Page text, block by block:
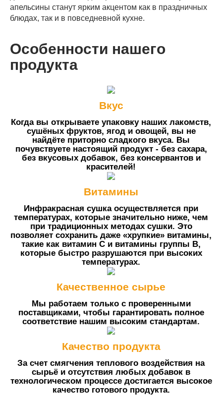
апельсины станут ярким акцентом как в праздничных
блюдах, так и в повседневной кухне.
Особенности нашего
продукта
Вкус
Когда вы открываете упаковку наших лакомств,
сушёных фруктов, ягод и овощей, вы не
найдёте приторно сладкого вкуса. Вы
почувствуете настоящий продукт - без сахара,
без вкусовых добавок, без консервантов и
красителей!
Витамины
Инфракрасная сушка осуществляется при
температурах, которые значительно ниже, чем
при традиционных методах сушки. Это
позволяет сохранить даже «хрупкие» витамины,
такие как витамин C и витамины группы B,
которые быстро разрушаются при высоких
температурах.
Качественное сырье
Мы работаем только с проверенными
поставщиками, чтобы гарантировать полное
соответствие нашим высоким стандартам.
Качество продукта
За счет смягчения теплового воздействия на
сырьё и отсутствия любых добавок в
технологическом процессе достигается высокое
качество готового продукта.